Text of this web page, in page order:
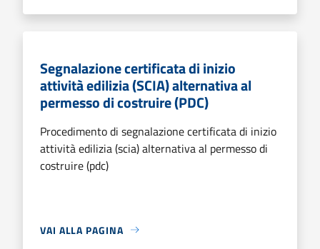
Segnalazione certificata di inizio
attività edilizia (SCIA) alternativa al
permesso di costruire (PDC)
Procedimento di segnalazione certificata di inizio
attività edilizia (scia) alternativa al permesso di
costruire (pdc)
VAI ALLA PAGINA